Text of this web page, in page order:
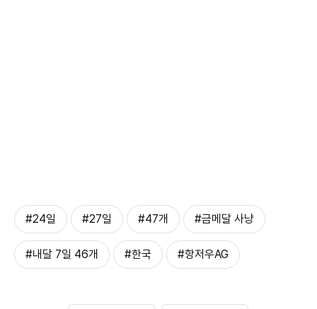
#24일 #27일 #47개 #금메달 사냥
#내달 7일 46개 #한국 #항저우AG